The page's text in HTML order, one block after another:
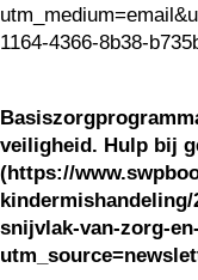
1164-4366-8b38-
veiligheid. Hulp bij
(https://
snijvlak-van-zorg-